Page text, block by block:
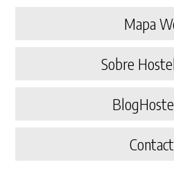
Mapa
Sobre